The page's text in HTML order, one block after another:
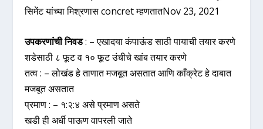
सिमेंट यांच्या मिश्रणास concret म्हणतातNov 23, 2021
उपकरणांची निवड: – एखादया कंपाऊंड साठी पायाची तयार करणे
शडेसाठी ८ फूट व १० फूट उंचीचे खांब तयार करणे
तत्व : – लोखंड हे ताणात मजबूत असतात आणि काँक्रेट हे दाबात
मजबूत असतात
प्रमाण : – १:२:४ असे प्रमाण असते
खडी ही अर्धी पाऊण वापरली जाते